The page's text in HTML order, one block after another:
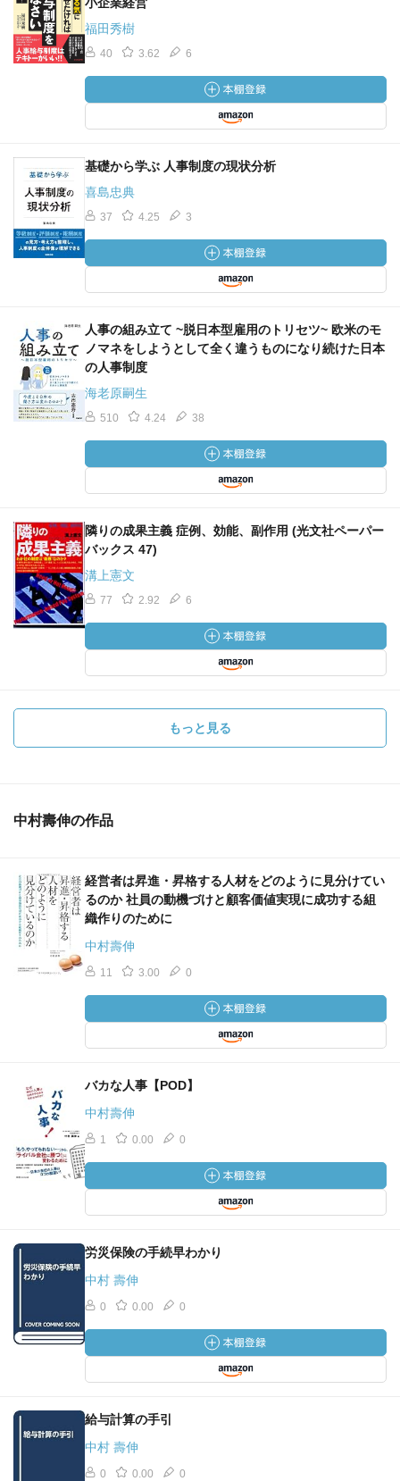
福田秀樹
40 3.62 6
基礎から学ぶ 人事制度の現状分析
喜島忠典
37 4.25 3
人事の組み立て ~脱日本型雇用のトリセツ~ 欧米のモ
ノマネをしようとして全く違うものになり続けた日本
の人事制度
海老原嗣生
510 4.24 38
隣りの成果主義 症例、効能、副作用 (光文社ペーパー
バックス 47)
溝上憲文
77 2.92 6
もっと見る
中村壽伸の作品
経営者は昇進・昇格する人材をどのように見分けてい
るのか 社員の動機づけと顧客価値実現に成功する組
織作りのために
中村壽伸
11 3.00 0
バカな人事【POD】
中村壽伸
1 0.00 0
労災保険の手続早わかり
中村 壽伸
0 0.00 0
給与計算の手引
中村 壽伸
0 0.00 0